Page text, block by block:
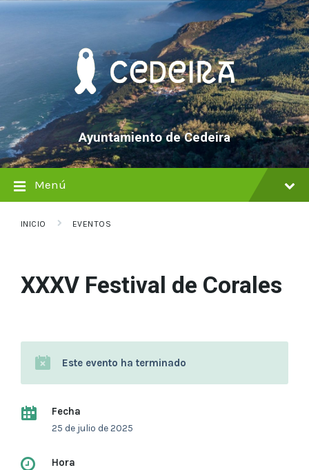
saltar
Saltar
Saltar
Ayuntamiento de Cedeira
Menú
INICIO EVENTOS
XXXV Festival de Corales
Este evento ha terminado
Fecha
25 de julio de 2025
Hora